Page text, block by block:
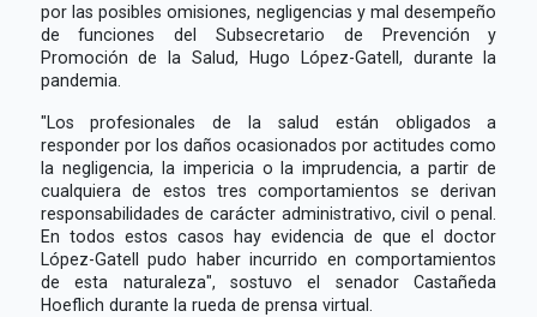
por las posibles omisiones, negligencias y mal desempeño
de funciones del Subsecretario de Prevención y
Promoción de la Salud, Hugo López-Gatell, durante la
pandemia.
"Los profesionales de la salud están obligados a
responder por los daños ocasionados por actitudes como
la negligencia, la impericia o la imprudencia, a partir de
cualquiera de estos tres comportamientos se derivan
responsabilidades de carácter administrativo, civil o penal.
En todos estos casos hay evidencia de que el doctor
López-Gatell pudo haber incurrido en comportamientos
de esta naturaleza", sostuvo el senador Castañeda
Hoeflich durante la rueda de prensa virtual.